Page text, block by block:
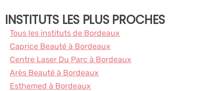
INSTITUTS LES PLUS PROCHES
Tous les instituts de Bordeaux
Caprice Beauté à Bordeaux
Centre Laser Du Parc à Bordeaux
Arès Beauté à Bordeaux
Esthemed à Bordeaux